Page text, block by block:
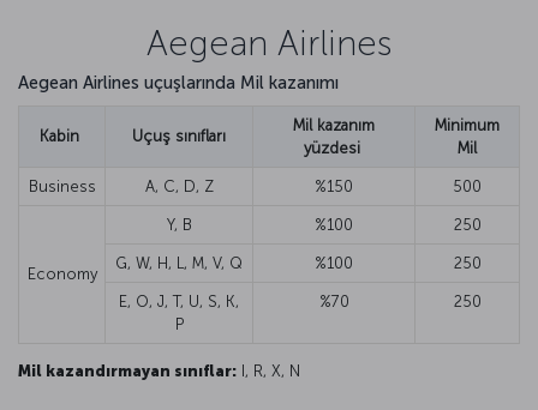
Aegean Airlines
Aegean Airlines uçuşlarında Mil kazanımı
Kabin Uçuş sınıfları
Mil kazanım
yüzdesi
Minimum
Mil
Business A, C, D, Z %150 500
Economy
Y, B %100 250
G, W, H, L, M, V, Q %100 250
E, O, J, T, U, S, K,
P
%70 250
Mil kazandırmayan sınıflar: I, R, X, N